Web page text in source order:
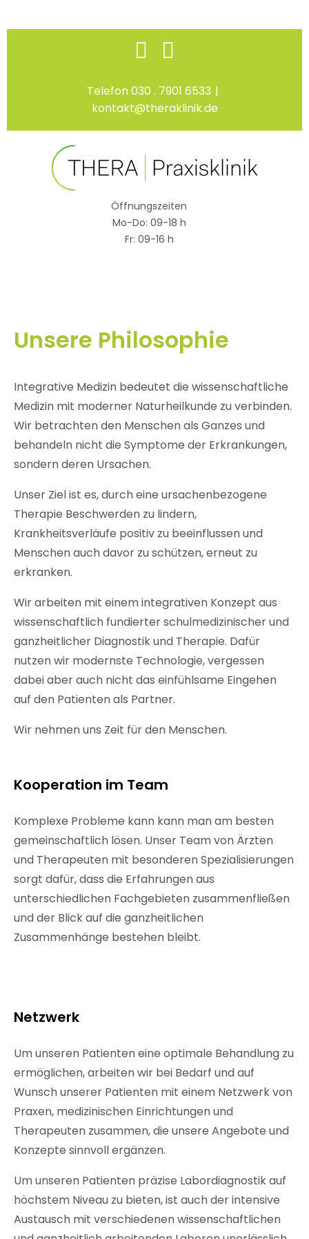
Skip
Facebook
Telefon 030 . 7901 6533 |
kontakt@theraklinik.de
Öffnungszeiten
Mo-Do: 09-18 h
Fr: 09-16 h
Unsere Philosophie
Integrative Medizin bedeutet die wissenschaftliche
Medizin mit moderner Naturheilkunde zu verbinden.
Wir betrachten den Menschen als Ganzes und
behandeln nicht die Symptome der Erkrankungen,
sondern deren Ursachen.
Unser Ziel ist es, durch eine ursachenbezogene
Therapie Beschwerden zu lindern,
Krankheitsverläufe positiv zu beeinflussen und
Menschen auch davor zu schützen, erneut zu
erkranken.
Wir arbeiten mit einem integrativen Konzept aus
wissenschaftlich fundierter schulmedizinischer und
ganzheitlicher Diagnostik und Therapie. Dafür
nutzen wir modernste Technologie, vergessen
dabei aber auch nicht das einfühlsame Eingehen
auf den Patienten als Partner.
Wir nehmen uns Zeit für den Menschen.
Kooperation im Team
Komplexe Probleme kann kann man am besten
gemeinschaftlich lösen. Unser Team von Ärzten
und Therapeuten mit besonderen Spezialisierungen
sorgt dafür, dass die Erfahrungen aus
unterschiedlichen Fachgebieten zusammenfließen
und der Blick auf die ganzheitlichen
Zusammenhänge bestehen bleibt.
Netzwerk
Um unseren Patienten eine optimale Behandlung zu
ermöglichen, arbeiten wir bei Bedarf und auf
Wunsch unserer Patienten mit einem Netzwerk von
Praxen, medizinischen Einrichtungen und
Therapeuten zusammen, die unsere Angebote und
Konzepte sinnvoll ergänzen.
Um unseren Patienten präzise Labordiagnostik auf
höchstem Niveau zu bieten, ist auch der intensive
Austausch mit verschiedenen wissenschaftlichen